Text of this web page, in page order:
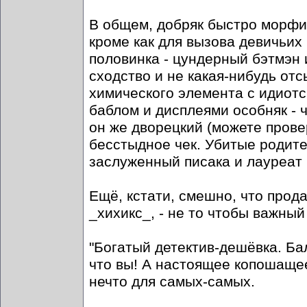
В общем, добряк быстро
кроме как для вызова
половинка - цундерный
сходство и не какая-нибудь
химического элемента с
баблом и дисплеями особняк -
он же дворецкий (можете
бесстыдное чек. Убитые
заслуженный писака и
Ещё, кстати, смешно, что
_хихикс_, - не то чтобы
"Богатый детектив-дешёвка.
что вы! А настоящее
нечто для самых-самых.